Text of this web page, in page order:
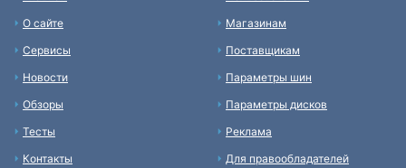
О сайте
Сервисы
Новости
Обзоры
Тесты
Контакты
Магазинам
Поставщикам
Параметры шин
Параметры дисков
Реклама
Для правообладателей